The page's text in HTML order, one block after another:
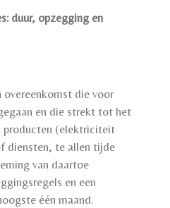
duur, opzegging en
overeenkomst die voor
en die strekt tot het
producten (elektriciteit
diensten, te allen tijde
van daartoe
en een
één maand.